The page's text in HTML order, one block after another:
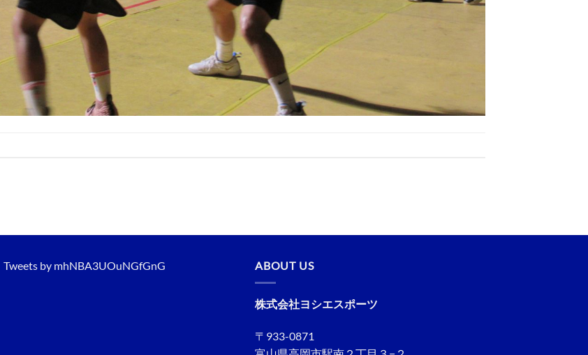
Tweets by mhNBA3UOuNGfGnG ABOUT US
株式会社ヨシエスポーツ
〒933-0871